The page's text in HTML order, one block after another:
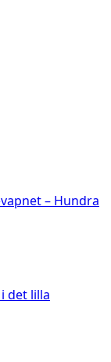
– Hundra
det lilla